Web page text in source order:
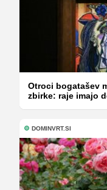
Otroci bogatašev
zbirke: raje imajo
DOMINVRT.SI